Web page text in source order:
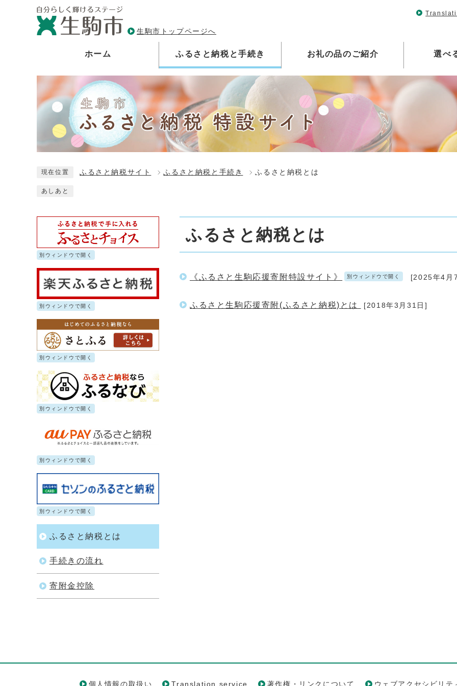
生駒市トップページへ
ホーム ふるさと納税と手続き お礼の品のご紹介 選べ
現在位置 ふるさと納税サイト ふるさと納税と手続き ふるさと納税とは
あしあと
ふるさと納税とは
《ふるさと生駒応援寄附特設サイト》 別ウィンドウで開く [2025年4月
ふるさと生駒応援寄附(ふるさと納税)とは [2018年3月31日]
別ウィンドウで開く
別ウィンドウで開く
別ウィンドウで開く
別ウィンドウで開く
別ウィンドウで開く
別ウィンドウで開く
ふるさと納税とは
手続きの流れ
寄附金控除
個人情報の取扱い Translation service 著作権・リンクについて ウェブアクセシビリテ